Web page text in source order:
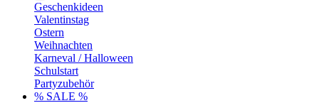
Geschenkideen
Valentinstag
Ostern
Weihnachten
Karneval / Halloween
Schulstart
Partyzubehör
% SALE %